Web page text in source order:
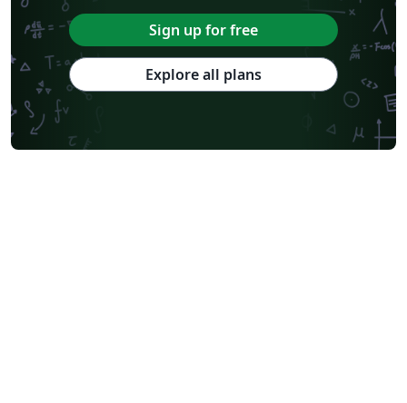
Sign up for free
Explore all plans